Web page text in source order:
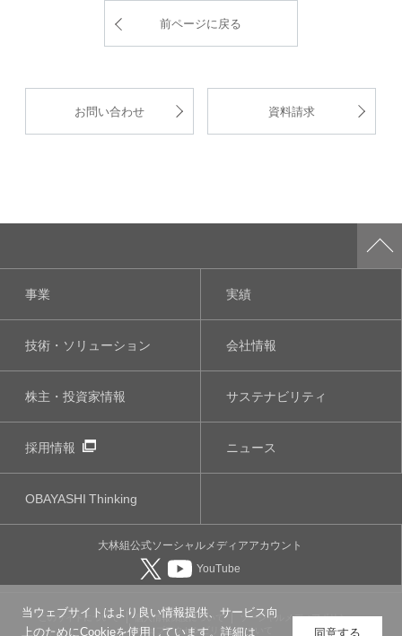
当ウェブサイトはより良い情報提供、サービス向
上のためにCookieを使用しています。詳細は
同意する
前ページに戻る
お問い合わせ 資料請求
事業 実績
技術・ソリューション 会社情報
株主・投資家情報 サステナビリティ
採用情報 ニュース
OBAYASHIThinking
大林組公式ソーシャルメディアアカウント
YouTube
このサイトについて 個人情報保護について
ソーシャルメディアポリシー
ウェブアクセシビリティについて